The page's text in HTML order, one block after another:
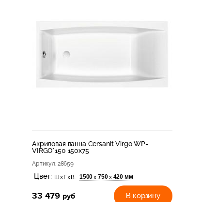
Акриловая ванна Cersanit Virgo WP-
VIRGO*150 150x75
Артикул: 28659
Цвет: ШхГхВ: 1500х 750х 420 мм
33 479 руб В корзину